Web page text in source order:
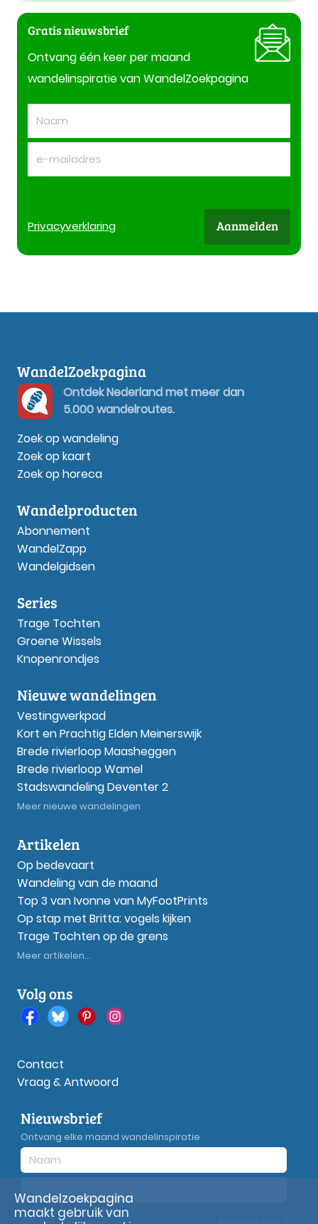
Gratis nieuwsbrief
Ontvang één keer per maand
wandelinspiratie van WandelZoekpagina
Privacyverklaring Aanmelden
WandelZoekpagina
Ontdek Nederland met meer dan
5.000 wandelroutes.
Zoek op wandeling
Zoek op kaart
Zoek op horeca
Wandelproducten
Abonnement
WandelZapp
Wandelgidsen
Series
Trage Tochten
Groene Wissels
Knopenrondjes
Nieuwe wandelingen
Vestingwerkpad
Kort en Prachtig Elden Meinerswijk
Brede rivierloop Maasheggen
Brede rivierloop Wamel
Stadswandeling Deventer 2
Meer nieuwe wandelingen
Artikelen
Op bedevaart
Wandeling van de maand
Top 3 van Ivonne van MyFootPrints
Op stap met Britta: vogels kijken
Trage Tochten op de grens
Meer artikelen...
Volg ons
Contact
Vraag & Antwoord
Nieuwsbrief
Ontvang elke maand wandelinspiratie
Wandelzoekpagina
maakt gebruik van